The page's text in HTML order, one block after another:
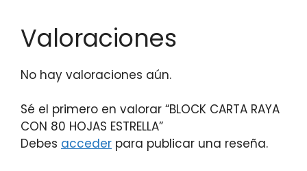
Valoraciones
No hay valoraciones aún.
Sé el primero en valorar “BLOCK CARTA RAYA
CON 80 HOJAS ESTRELLA”
Debes acceder para publicar una reseña.